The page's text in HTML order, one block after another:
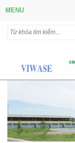
MENU